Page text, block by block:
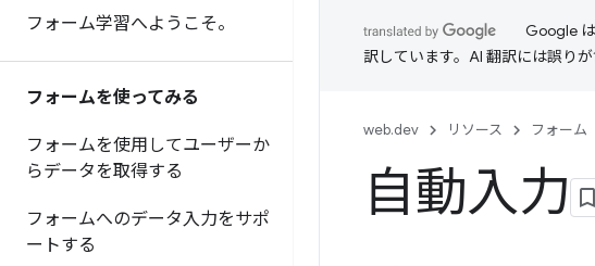
フォーム学習へようこそ。
フォームを使ってみる
フォームを使用してユーザーか
らデータを取得する
フォームへのデータ入力をサポ
ートする
Google
訳しています。AI 翻訳には誤り
web.dev リソース フォーム
自動入力